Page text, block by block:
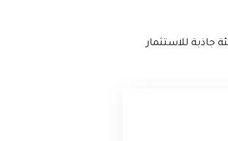
جاذبة للاستثمار